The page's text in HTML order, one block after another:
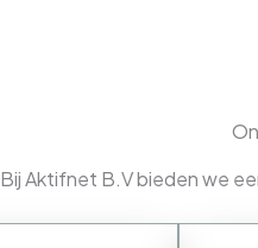
Bij Aktifnet B.V bieden we